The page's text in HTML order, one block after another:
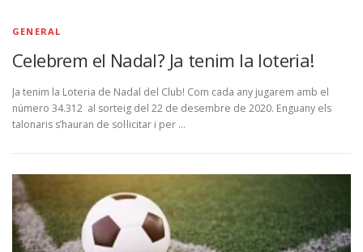
GENERAL
Celebrem el Nadal? Ja tenim la loteria!
Ja tenim la Loteria de Nadal del Club! Com cada any jugarem amb el
número 34.312 al sorteig del 22 de desembre de 2020. Enguany els
talonaris s’hauran de sol·licitar i per …